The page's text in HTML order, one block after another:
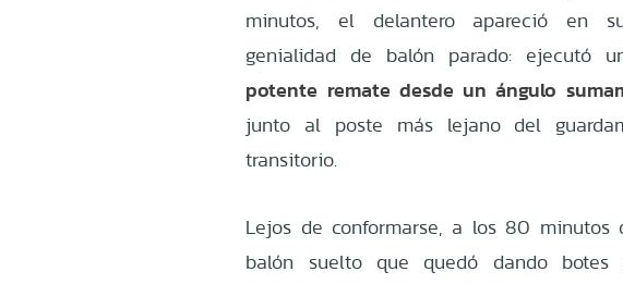
minutos, el delantero apareció en
genialidad de balón parado: ejecutó
potente remate desde un ángulo
junto al poste más lejano del
transitorio.
Lejos de conformarse, a los 80 minutos
balón suelto que quedó dando